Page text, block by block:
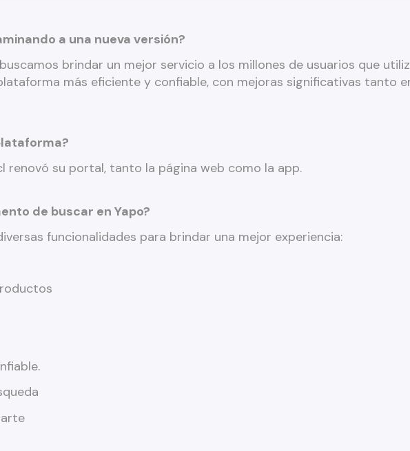
a una nueva versión?
brindar un mejor servicio a los millones de usuarios que
más eficiente y confiable, con mejoras significativas tanto
renovó su portal, tanto la página web como la app.
de buscar en Yapo?
funcionalidades para brindar una mejor experiencia: